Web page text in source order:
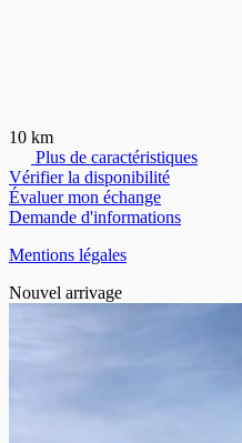
10 km
Plus de caractéristiques
Vérifier la disponibilité
Évaluer mon échange
Demande d'informations
Mentions légales
Nouvel arrivage